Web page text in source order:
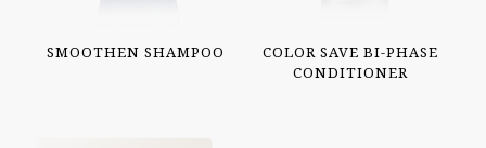
SMOOTHEN SHAMPOO
COLOR SAVE BI-PHASE
CONDITIONER